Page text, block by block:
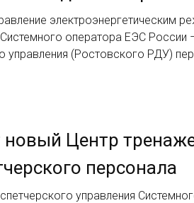
электроэнергетическим
оператора ЕЭС России
управления (Ростовского РДУ)
Центр
персонала
управления